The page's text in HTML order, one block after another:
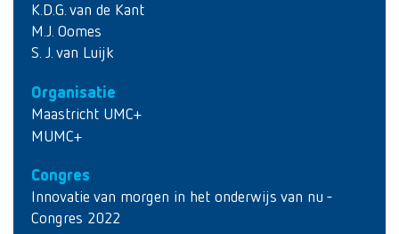
K.D.G. van de Kant
M.J. Oomes
S. J. van Luijk
Organisatie
Maastricht UMC+
MUMC+
Congres
Innovatie van morgen in het onderwijs van nu -
Congres 2022